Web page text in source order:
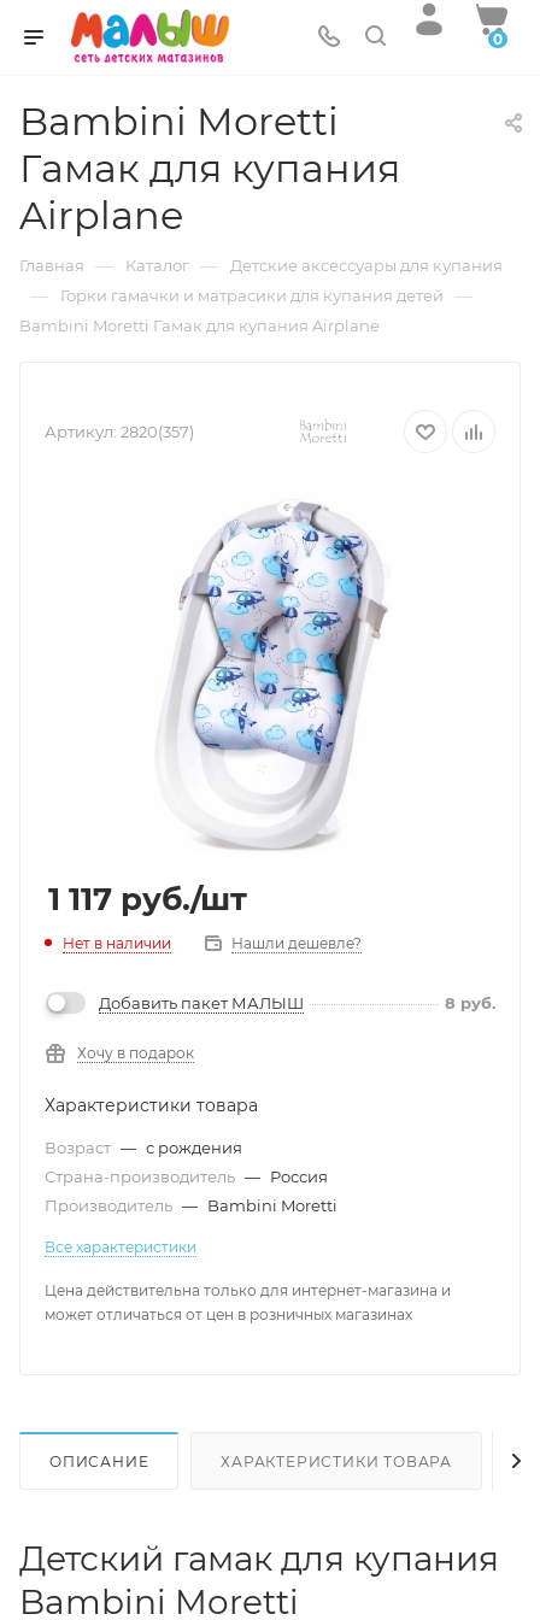
0
Bambini Moretti
Гамак для купания
Airplane
Главная — Каталог — Детские аксессуары для купания
— Горки гамачки и матрасики для купания детей —
Bambini Moretti Гамак для купания Airplane
Артикул: 2820(357)
1 117 руб./шт
Нет в наличии Нашли дешевле?
Добавить пакет МАЛЫШ 8 руб.
Хочу в подарок
Характеристики товара
Возраст — с рождения
Страна-производитель — Россия
Производитель — Bambini Moretti
Все характеристики
Цена действительна только для интернет-магазина и
может отличаться от цен в розничных магазинах
ОПИСАНИЕ ХАРАКТЕРИСТИКИ ТОВАРА
Детский гамак для купания
Bambini Moretti